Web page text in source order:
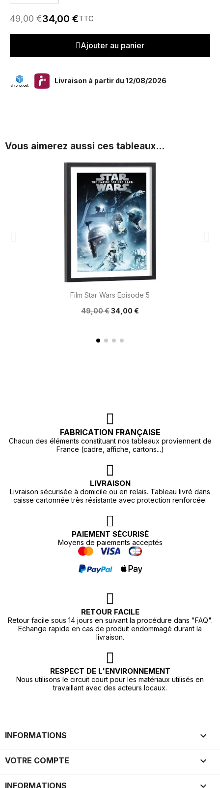
49,00 €34,00 €TTC
Ajouter au panier
Livraison à partir du 12/08/2026
Vous aimerez aussi ces tableaux...
Film Star Wars Episode 5
49,00 €34,00 €
FABRICATION FRANÇAISE
Chacun des éléments constituant nos tableaux proviennent de
France (cadre, affiche, cartons...)
LIVRAISON
Livraison sécurisée à domicile ou en relais. Tableau livré dans
caisse cartonnée très résistante avec protection renforcée.
PAIEMENT SÉCURISÉ
Moyens de paiements acceptés
RETOUR FACILE
Retour facile sous 14 jours en suivant la procédure dans "FAQ".
Echange rapide en cas de produit endommagé durant la
livraison.
RESPECT DE L'ENVIRONNEMENT
Nous utilisons le circuit court pour les matériaux utilisés en
travaillant avec des acteurs locaux.
INFORMATIONS 
VOTRE COMPTE 
INFORMATIONS